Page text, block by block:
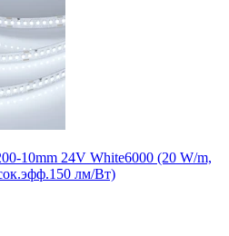
10mm 24V White6000 (20 W/m,
лм/Вт)